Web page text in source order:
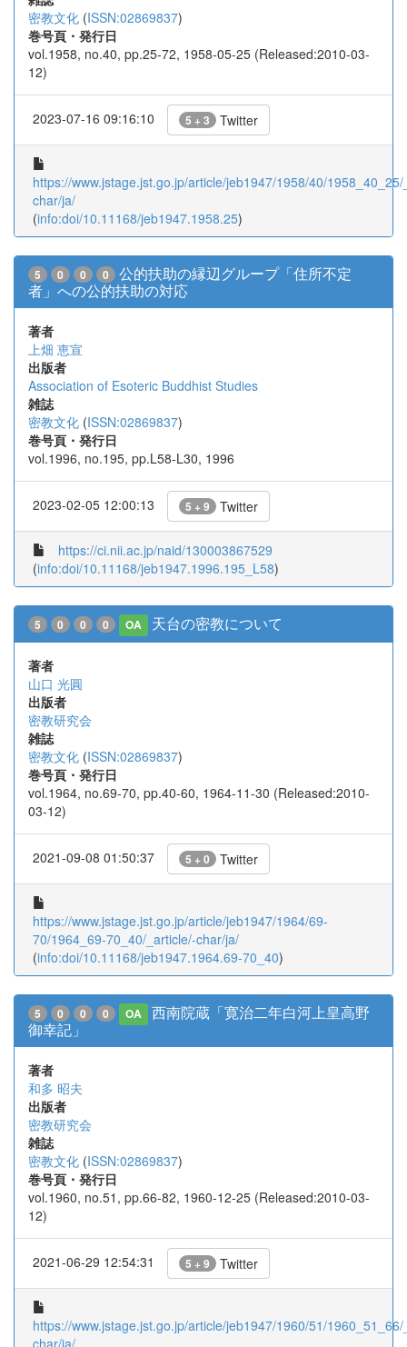
密教文化 (ISSN:02869837)
巻号頁・発行日
vol.1958, no.40, pp.25-72, 1958-05-25 (Released:2010-03-
12)
2023-07-16 09:16:10 5 + 3 Twitter
https://www.jstage.jst.go.jp/article/jeb1947/1958/40/
char/ja/
(info:doi/10.11168/jeb1947.1958.25)
5 0 0 0
公的扶助の縁辺グループ「住所不定
者」への公的扶助の対応
著者
上畑 恵宣
出版者
Association of Esoteric Buddhist Studies
雑誌
密教文化 (ISSN:02869837)
巻号頁・発行日
vol.1996, no.195, pp.L58-L30, 1996
2023-02-05 12:00:13 5 + 9 Twitter
https://ci.nii.ac.jp/naid/130003867529
(info:doi/10.11168/jeb1947.1996.195_L58)
5 0 0 0 OA 天台の密教について
著者
山口 光圓
出版者
密教研究会
雑誌
密教文化 (ISSN:02869837)
巻号頁・発行日
vol.1964, no.69-70, pp.40-60, 1964-11-30 (Released:2010-
03-12)
2021-09-08 01:50:37 5 + 0 Twitter
https://www.jstage.jst.go.jp/article/jeb1947/1964/69-
70/1964_69-70_40/_article/-char/ja/
(info:doi/10.11168/jeb1947.1964.69-70_40)
5 0 0 0 OA
西南院蔵「寛治二年白河上皇高野
御幸記」
著者
和多 昭夫
出版者
密教研究会
雑誌
密教文化 (ISSN:02869837)
巻号頁・発行日
vol.1960, no.51, pp.66-82, 1960-12-25 (Released:2010-03-
12)
2021-06-29 12:54:31 5 + 9 Twitter
https://www.jstage.jst.go.jp/article/jeb1947/1960/51/
char/ja/